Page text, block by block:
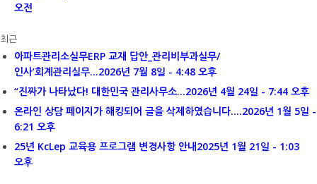
오전
최근
아파트관리소실무ERP 교재 답안_관리비부과실무/
인사’회계관리실무...2026년 7월 8일 - 4:48 오후
“진짜가 나타났다! 대한민국 관리사무소...2026년 4월 24일 - 7:44 오후
온라인 상담 페이지가 해킹되어 글을 삭제하였습니다....2026년 1월 5일 -
6:21 오후
25년 KcLep 교육용 프로그램 변경사항 안내2025년 1월 21일 - 1:03
오후